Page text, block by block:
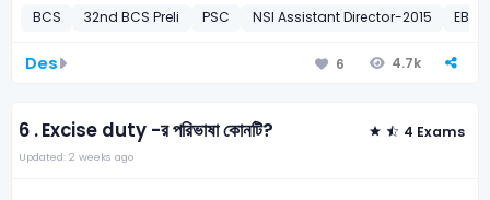
BCS 32nd BCS Preli PSC NSI Assistant Director-2015
Des 6 4.7k
6 .Excise duty -র পরিভাষা কোনটি? 4 Exams
Updated: 2 weeks ago